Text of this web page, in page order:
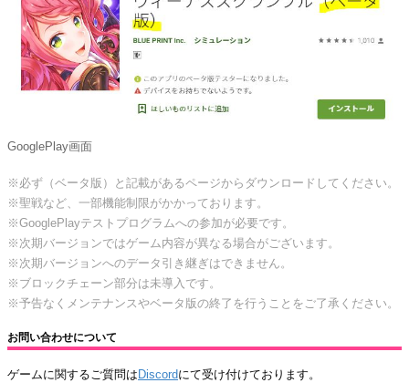
GooglePlay画面
※必ず（ベータ版）と記載があるページからダウンロードしてください。
※聖戦など、一部機能制限がかかっております。
※GooglePlayテストプログラムへの参加が必要です。
※次期バージョンではゲーム内容が異なる場合がございます。
※次期バージョンへのデータ引き継ぎはできません。
※ブロックチェーン部分は未導入です。
※予告なくメンテナンスやベータ版の終了を行うことをご了承ください。
お問い合わせについて
ゲームに関するご質問は Discordにて受け付けております。